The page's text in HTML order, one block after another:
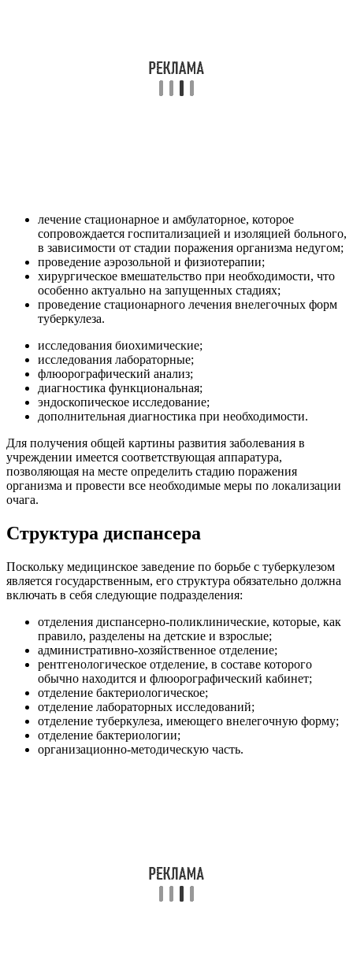
лечение стационарное и амбулаторное, которое
сопровождается госпитализацией и изоляцией больного,
в зависимости от стадии поражения организма недугом;
проведение аэрозольной и физиотерапии;
хирургическое вмешательство при необходимости, что
особенно актуально на запущенных стадиях;
проведение стационарного лечения внелегочных форм
туберкулеза.
исследования биохимические;
исследования лабораторные;
флюорографический анализ;
диагностика функциональная;
эндоскопическое исследование;
дополнительная диагностика при необходимости.
Для получения общей картины развития заболевания в
учреждении имеется соответствующая аппаратура,
позволяющая на месте определить стадию поражения
организма и провести все необходимые меры по локализации
очага.
Структура диспансера
Поскольку медицинское заведение по борьбе с туберкулезом
является государственным, его структура обязательно должна
включать в себя следующие подразделения:
отделения диспансерно-поликлинические, которые, как
правило, разделены на детские и взрослые;
административно-хозяйственное отделение;
рентгенологическое отделение, в составе которого
обычно находится и флюорографический кабинет;
отделение бактериологическое;
отделение лабораторных исследований;
отделение туберкулеза, имеющего внелегочную форму;
отделение бактериологии;
организационно-методическую часть.